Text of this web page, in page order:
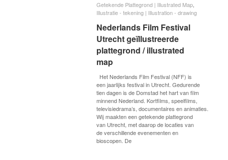
Getekende Plattegrond | Illustrated Map
Illustratie - tekening | Illustration - drawing
Nederlands Film Festival
Utrecht geïllustreerde
plattegrond / illustrated
map
Het Nederlands Film Festival (NFF) is
een jaarlijks festival in Utrecht. Gedurende
tien dagen is de Domstad het hart van film
minnend Nederland. Kortfilms, speelfilms,
televisiedrama’s, documentaires en animaties.
Wij maakten een getekende plattegrond
van Utrecht, met daarop de locaties van
de verschillende evenementen en
bioscopen. De
Getekende Plattegrond | Illustrated Map
Illustratie - tekening | Illustration - drawing
Nederlands Film Festival
Utrecht geïllustreerde
plattegrond / illustrated map